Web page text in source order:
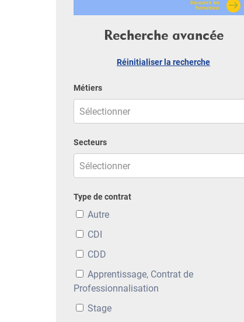
Recherche avancée
Réinitialiser la recherche
Métiers
Secteurs
Type de contrat
Autre
CDI
CDD
Apprentissage, Contrat de
Professionnalisation
Stage